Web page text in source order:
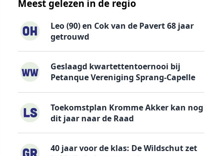
Meest gelezen in de regio
Leo (90) en Cok van de Pavert 68 jaar
getrouwd
Geslaagd kwartettentoernooi bij
Petanque Vereniging Sprang-Capelle
Toekomstplan Kromme Akker kan nog
dit jaar naar de Raad
40 jaar voor de klas: De Wildschut zet